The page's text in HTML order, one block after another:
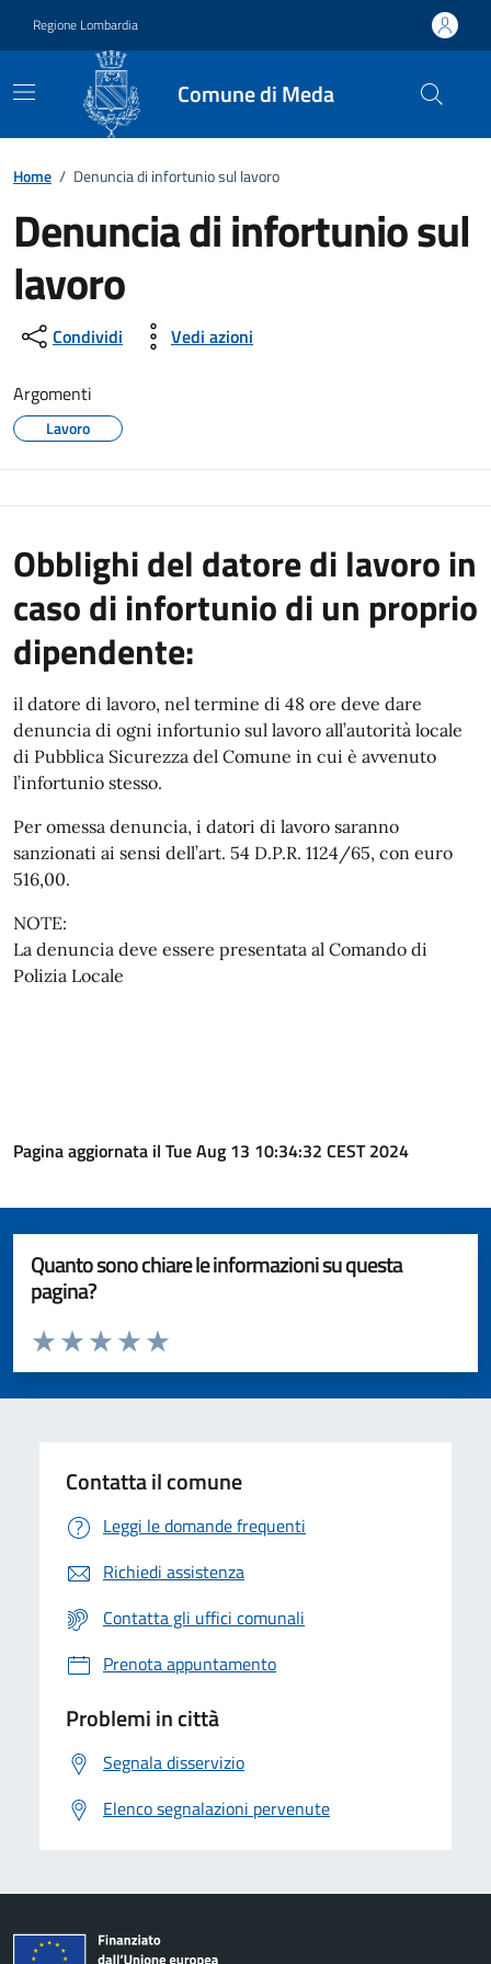
Regione Lombardia
Comune di Meda
Home / Denuncia di infortunio sul lavoro
Denuncia di infortunio sul
lavoro
Condividi Vedi azioni
Argomenti
Lavoro
Obblighi del datore di lavoro in
caso di infortunio di un proprio
dipendente:
il datore di lavoro, nel termine di 48 ore deve dare
denuncia di ogni infortunio sul lavoro all’autorità locale
di Pubblica Sicurezza del Comune in cui è avvenuto
l’infortunio stesso.
Per omessa denuncia, i datori di lavoro saranno
sanzionati ai sensi dell’art. 54 D.P.R. 1124/65, con euro
516,00.
NOTE:
La denuncia deve essere presentata al Comando di
Polizia Locale
Pagina aggiornata il Tue Aug 13 10:34:32 CEST 2024
Quanto sono chiare le informazioni su questa
pagina?
Valuta da 1 a 5 stelle la pagina
Valuta 5 stelle su 5
Valuta 4 stelle su 5
Valuta 3 stelle su 5
Valuta 2 stelle su 5
Valuta 1 stelle su 5
Contatta il comune
Leggi le domande frequenti
Richiedi assistenza
Contatta gli uffici comunali
Prenota appuntamento
Problemi in città
Segnala disservizio
Elenco segnalazioni pervenute